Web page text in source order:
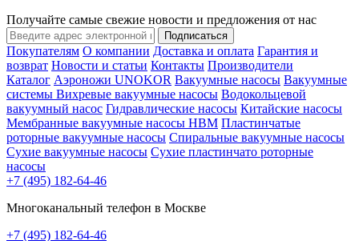
Получайте самые свежие новости и предложения от нас
Подписаться
Покупателям О компании Доставка и оплата Гарантия и
возврат Новости и статьи Контакты Производители
Каталог Аэроножи UNOKOR Вакуумные насосы Вакуумные
системы Вихревые вакуумные насосы Водокольцевой
вакуумный насос Гидравлические насосы Китайские насосы
Мембранные вакуумные насосы НВМ Пластинчатые
роторные вакуумные насосы Спиральные вакуумные насосы
Сухие вакуумные насосы Сухие пластинчато роторные
насосы
+7 (495) 182-64-46
Многоканальный телефон в Москве
+7 (495) 182-64-46